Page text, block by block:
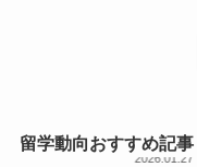
留学動向おすすめ記事
2026.01.27